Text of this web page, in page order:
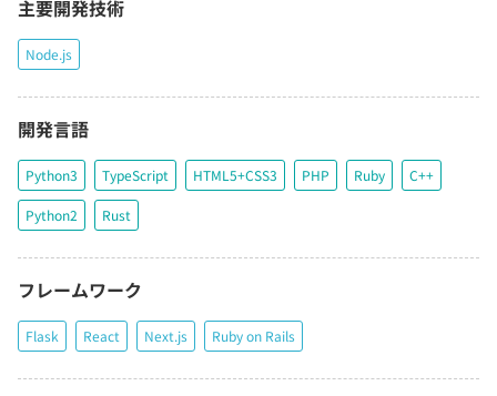
主要開発技術
Node.js
開発言語
Python3 TypeScript HTML5+CSS3 PHP Ruby C++
Python2 Rust
フレームワーク
Flask React Next.js Ruby on Rails